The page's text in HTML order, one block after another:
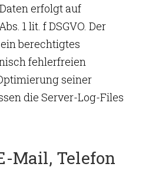
erfolgt auf
1 lit. f DSGVO. Der
berechtigtes
fehlerfreien
seiner
die Server-Log-Files
Mail, Telefon